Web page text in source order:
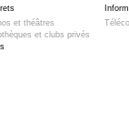
et théâtres
et clubs privés